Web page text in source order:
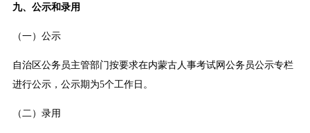
九、公示和录用
（一）公示
自治区公务员主管部门按要求在内蒙古人事考试网公务员公示专栏
进行公示，公示期为5个工作日。
（二）录用